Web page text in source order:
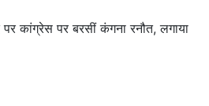
पर कांग्रेस पर बरसीं कंगना रनौत, लगाया